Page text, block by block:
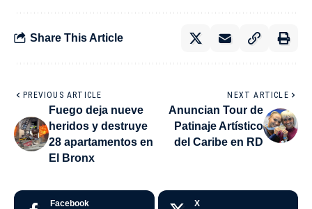
Share This Article
PREVIOUS ARTICLE
Fuego deja nueve
heridos y destruye
28 apartamentos en
El Bronx
NEXT ARTICLE
Anuncian Tour de
Patinaje Artístico
del Caribe en RD
Facebook X